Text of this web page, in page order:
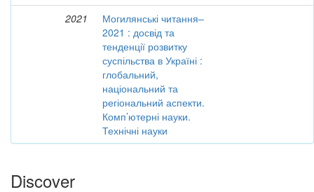
2021
Могилянські читання–
2021 : досвід та
тенденції розвитку
суспільства в Україні :
глобальний,
національний та
регіональний аспекти.
Комп’ютерні науки.
Технічні науки
Discover